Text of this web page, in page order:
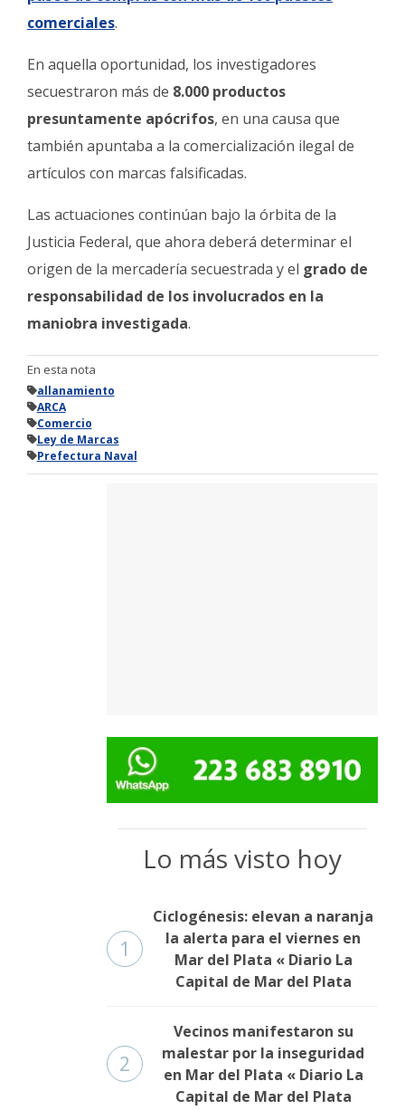
comerciales.
En aquella oportunidad, los investigadores
secuestraron más de 8.000 productos
presuntamente apócrifos, en una causa que
también apuntaba a la comercialización ilegal de
artículos con marcas falsificadas.
Las actuaciones continúan bajo la órbita de la
Justicia Federal, que ahora deberá determinar el
origen de la mercadería secuestrada y el grado de
responsabilidad de los involucrados en la
maniobra investigada.
En esta nota
allanamiento
ARCA
Comercio
Ley de Marcas
Prefectura Naval
Lo más visto hoy
1
Ciclogénesis: elevan a naranja
la alerta para el viernes en
Mar del Plata « Diario La
Capital de Mar del Plata
2
Vecinos manifestaron su
malestar por la inseguridad
en Mar del Plata « Diario La
Capital de Mar del Plata